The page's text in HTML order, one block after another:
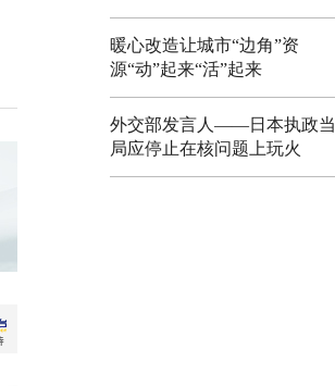
暖心改造让城市“边角”资
源“动”起来“活”起来
外交部发言人——日本执政当
局应停止在核问题上玩火